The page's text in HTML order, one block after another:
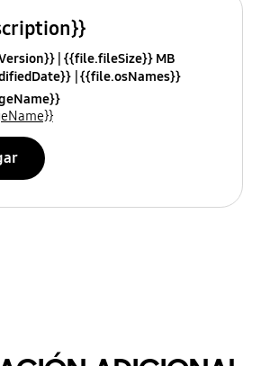
{{file.fileSize}} MB
{{file.osNames}}